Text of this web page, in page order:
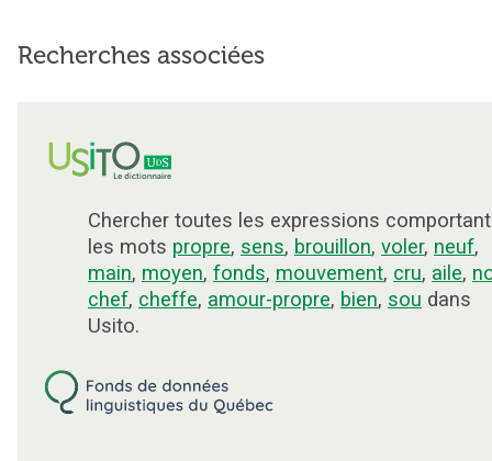
Recherches associées
Chercher toutes les expressions comportant
les mots propre, sens, brouillon, voler, neuf,
main, moyen, fonds, mouvement, cru, aile,
chef, cheffe, amour-propre, bien, sou dans
Usito.